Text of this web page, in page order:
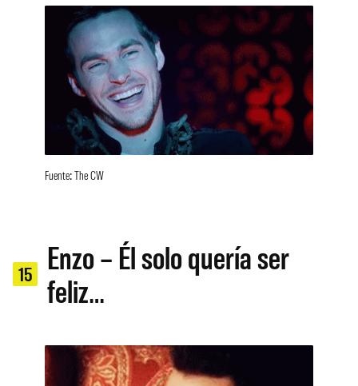
Fuente: The CW
15
Enzo – Él solo quería ser
feliz…